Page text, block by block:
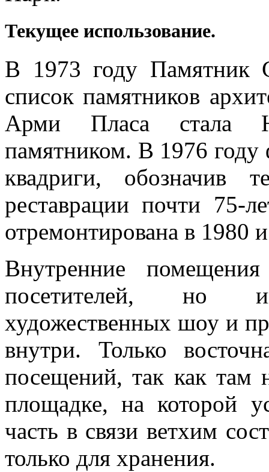
Текущее использование.
В 1973 году Памятник
список памятников
Арми Пласа стала
памятником. В 1976 году
квадриги, обозначив
реставрации почти 75-
отремонтирована в 1980
Внутренние
посетителей, но
художественных шоу и
внутри. Только
посещений, так как там
площадке, на которой
часть в связи ветхим
только для хранения.